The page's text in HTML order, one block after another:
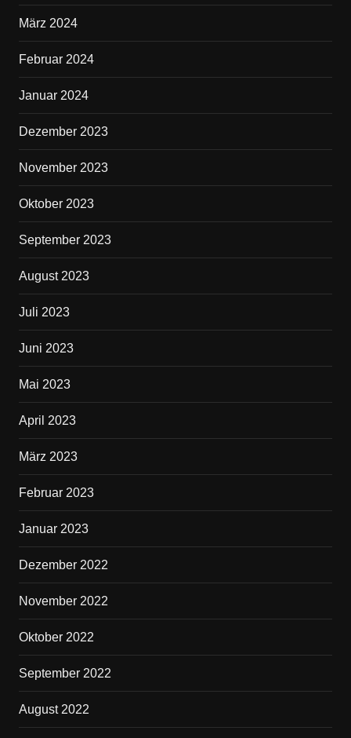
März 2024
Februar 2024
Januar 2024
Dezember 2023
November 2023
Oktober 2023
September 2023
August 2023
Juli 2023
Juni 2023
Mai 2023
April 2023
März 2023
Februar 2023
Januar 2023
Dezember 2022
November 2022
Oktober 2022
September 2022
August 2022